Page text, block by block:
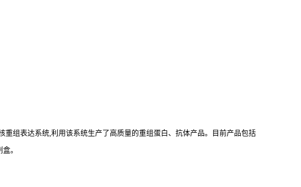
重组表达系统,利用该系统生产了高质量的重组蛋白、抗体产品。目前产品包括
。